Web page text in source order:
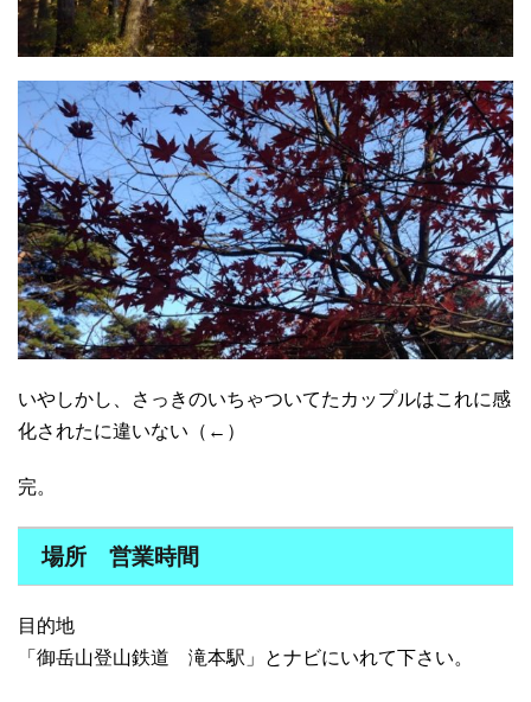
いやしかし、さっきのいちゃついてたカップルはこれに感
化されたに違いない（←）
完。
場所 営業時間
目的地
「御岳山登山鉄道 滝本駅」とナビにいれて下さい。